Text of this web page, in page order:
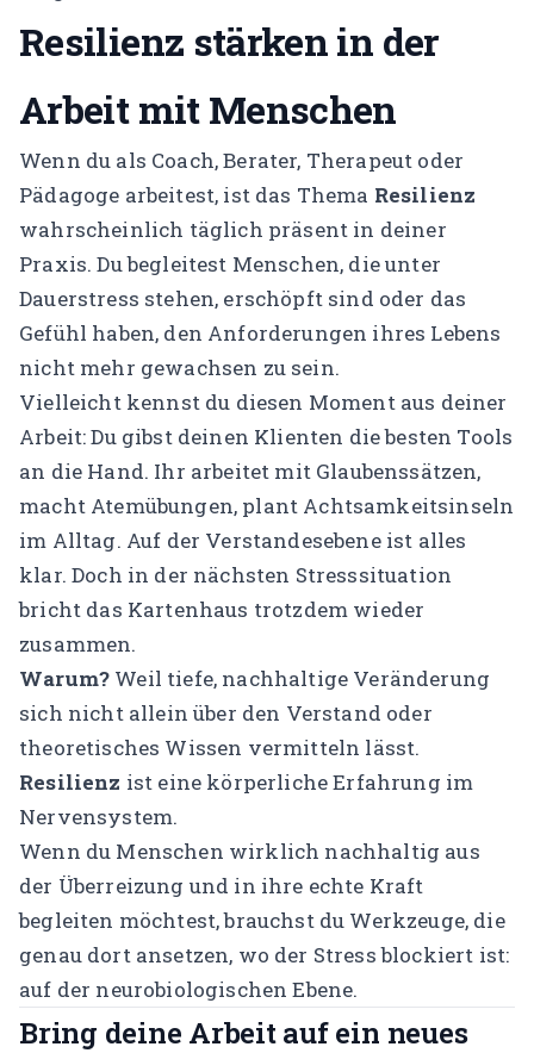
Resilienz stärken in der
Arbeit mit Menschen
Wenn du als Coach, Berater, Therapeut oder
Pädagoge arbeitest, ist das Thema Resilienz
wahrscheinlich täglich präsent in deiner
Praxis. Du begleitest Menschen, die unter
Dauerstress stehen, erschöpft sind oder das
Gefühl haben, den Anforderungen ihres Lebens
nicht mehr gewachsen zu sein.
Vielleicht kennst du diesen Moment aus deiner
Arbeit: Du gibst deinen Klienten die besten Tools
an die Hand. Ihr arbeitet mit Glaubenssätzen,
macht Atemübungen, plant Achtsamkeitsinseln
im Alltag. Auf der Verstandesebene ist alles
klar. Doch in der nächsten Stresssituation
bricht das Kartenhaus trotzdem wieder
zusammen.
Warum? Weil tiefe, nachhaltige Veränderung
sich nicht allein über den Verstand oder
theoretisches Wissen vermitteln lässt.
Resilienz ist eine körperliche Erfahrung im
Nervensystem.
Wenn du Menschen wirklich nachhaltig aus
der Überreizung und in ihre echte Kraft
begleiten möchtest, brauchst du Werkzeuge, die
genau dort ansetzen, wo der Stress blockiert ist:
auf der neurobiologischen Ebene.
Bring deine Arbeit auf ein neues